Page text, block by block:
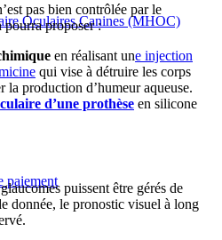
Oculaires Canines (MHOC)
paiement
pas bien contrôlée par le
pourra proposer :
en réalisant une injection
qui vise à détruire les corps
la production d’humeur aqueuse.
d’une prothèse en silicone
puissent être gérés de
donnée, le pronostic visuel à long